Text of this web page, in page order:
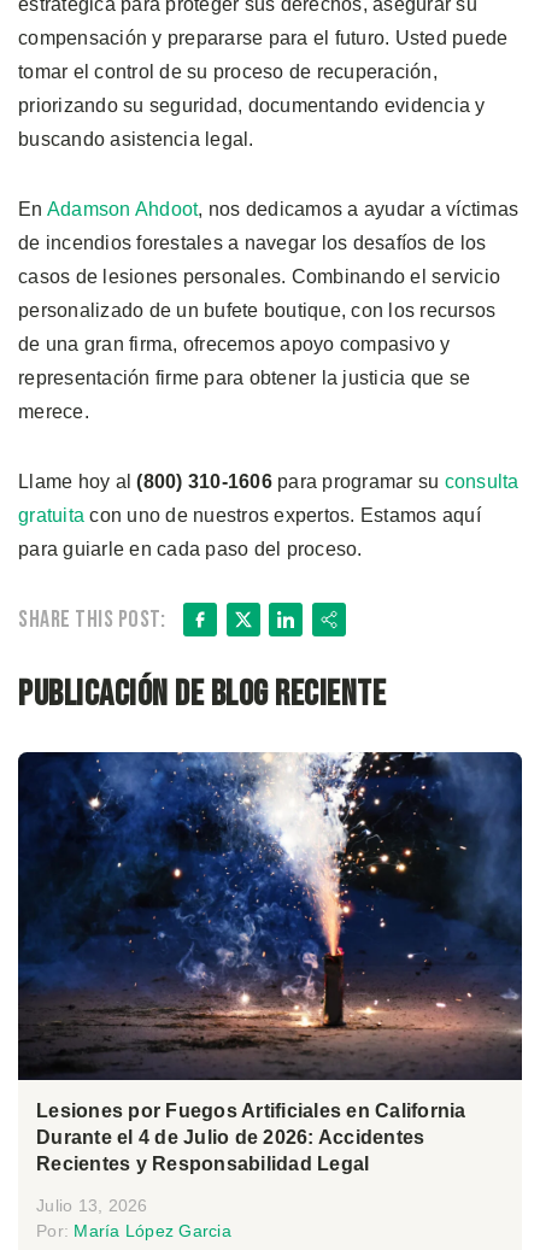
estratégica para proteger sus derechos, asegurar su
compensación y prepararse para el futuro. Usted puede
tomar el control de su proceso de recuperación,
priorizando su seguridad, documentando evidencia y
buscando asistencia legal.
En Adamson Ahdoot, nos dedicamos a ayudar a víctimas
de incendios forestales a navegar los desafíos de los
casos de lesiones personales. Combinando el servicio
personalizado de un bufete boutique, con los recursos
de una gran firma, ofrecemos apoyo compasivo y
representación firme para obtener la justicia que se
merece.
Llame hoy al(800) 310-1606para programar su consulta
gratuita con uno de nuestros expertos. Estamos aquí
para guiarle en cada paso del proceso.
Share this post: Facebook
X LinkedIn
Share
Publicación de blog reciente
Lesiones por Fuegos Artificiales en California
Durante el 4 de Julio de 2026: Accidentes
Recientes y Responsabilidad Legal
Julio 13, 2026
Por: María López Garcia